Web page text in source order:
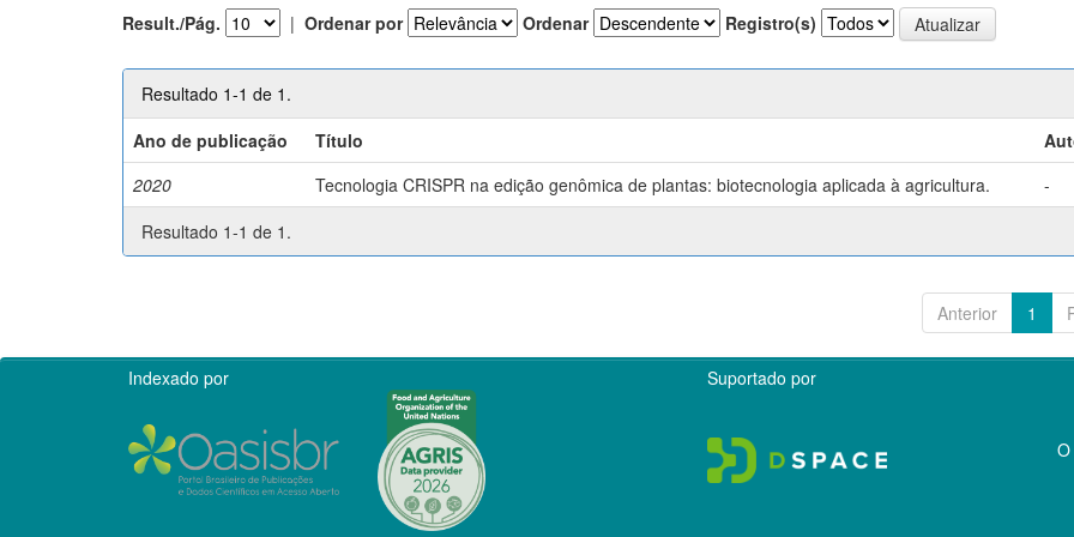
Result./Pág. | Ordenar por Ordenar Registro(s)
Resultado 1-1 de 1.
Ano de publicação
Título
2020
Tecnologia CRISPR na edição genômica de plantas: biotecnologia aplicada à agricultura.
-
Resultado 1-1 de 1.
Anterior 1
Indexado por Suportado por